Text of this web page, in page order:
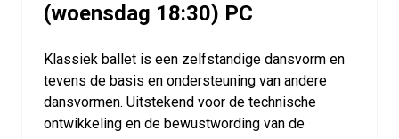
(woensdag 18:30) PC
Klassiek ballet is een zelfstandige dansvorm en
tevens de basis en ondersteuning van andere
dansvormen. Uitstekend voor de technische
ontwikkeling en de bewustwording van de